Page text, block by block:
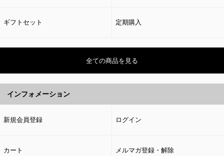
ギフトセット 定期購入
全ての商品を見る
インフォメーション
新規会員登録 ログイン
カート メルマガ登録・解除